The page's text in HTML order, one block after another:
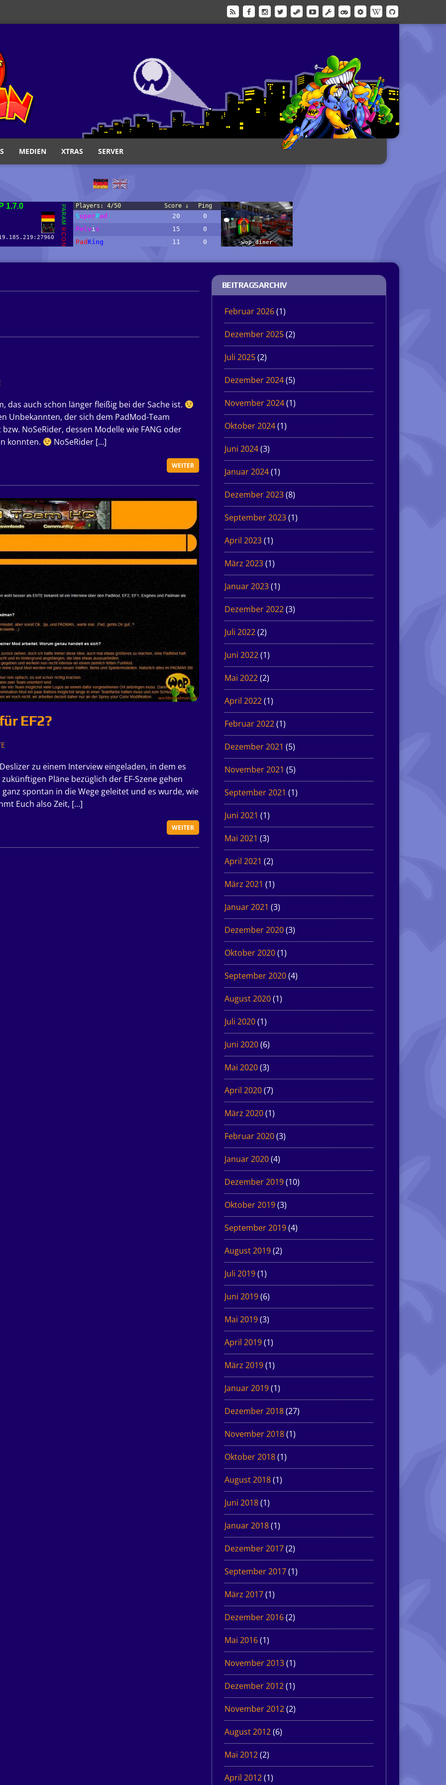
MEDIEN XTRAS SERVER
das auch schon länger fleißig bei der Sache ist.
Unbekannten, der sich dem PadMod-Team
NoSeRider, dessen Modelle wie FANG oder
konnten.
NoSeRider […]
WEITER
EF2?
zu einem Interview eingeladen, in dem es
Pläne bezüglich der EF-Szene gehen
spontan in die Wege geleitet und es wurde, wie
Euch also Zeit, […]
WEITER
BEITRAGSARCHIV
Februar 2026(1)
Dezember 2025(2)
Juli 2025(2)
Dezember 2024(5)
November 2024(1)
Oktober 2024(1)
Juni 2024(3)
Januar 2024(1)
Dezember 2023(8)
September 2023(1)
April 2023(1)
März 2023(1)
Januar 2023(1)
Dezember 2022(3)
Juli 2022(2)
Juni 2022(1)
Mai 2022(2)
April 2022(1)
Februar 2022(1)
Dezember 2021 (5)
November 2021 (5)
September 2021 (1)
Juni 2021 (1)
Mai 2021 (3)
April 2021 (2)
März 2021 (1)
Januar 2021 (3)
Dezember 2020(3)
Oktober 2020(1)
September 2020(4)
August 2020(1)
Juli 2020(1)
Juni 2020(6)
Mai 2020(3)
April 2020(7)
März 2020(1)
Februar 2020(3)
Januar 2020(4)
Dezember 2019(10)
Oktober 2019(3)
September 2019(4)
August 2019(2)
Juli 2019(1)
Juni 2019(6)
Mai 2019(3)
April 2019(1)
März 2019(1)
Januar 2019(1)
Dezember 2018(27)
November 2018(1)
Oktober 2018(1)
August 2018(1)
Juni 2018(1)
Januar 2018(1)
Dezember 2017(2)
September 2017(1)
März 2017(1)
Dezember 2016(2)
Mai 2016(1)
November 2013(1)
Dezember 2012(1)
November 2012(2)
August 2012(6)
Mai 2012(2)
April 2012(1)